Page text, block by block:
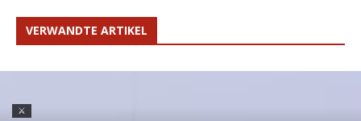
VERWANDTE ARTIKEL
⚔